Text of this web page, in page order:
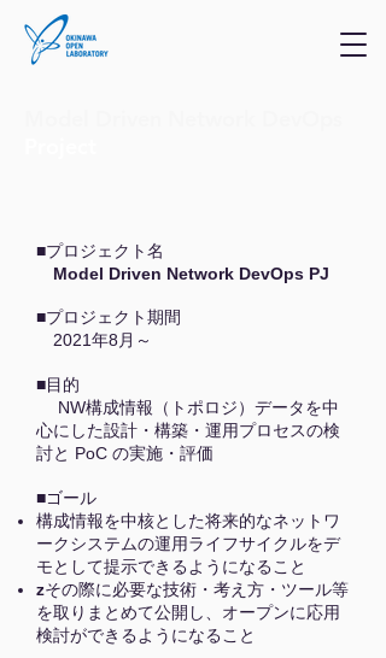
■プロジェクト名
Model Driven Network DevOps PJ
■プロジェクト期間
2021年8月～
■目的
NW構成情報（トポロジ）データを中
心にした設計・構築・運用プロセスの検
討と PoC の実施・評価
■ゴール
構成情報を中核とした将来的なネットワ
ークシステムの運用ライフサイクルをデ
モとして提示できるようになること
zその際に必要な技術・考え方・ツール等
を取りまとめて公開し、オープンに応用
検討ができるようになること